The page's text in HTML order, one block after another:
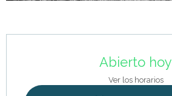
Abierto hoy
Ver los horarios